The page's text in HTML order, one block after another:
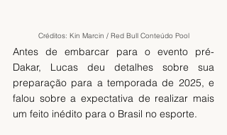
Créditos: Kin Marcin / Red Bull Conteúdo Pool
Antes de embarcar para o evento pré-
Dakar, Lucas deu detalhes sobre sua
preparação para a temporada de 2025, e
falou sobre a expectativa de realizar mais
um feito inédito para o Brasil no esporte.